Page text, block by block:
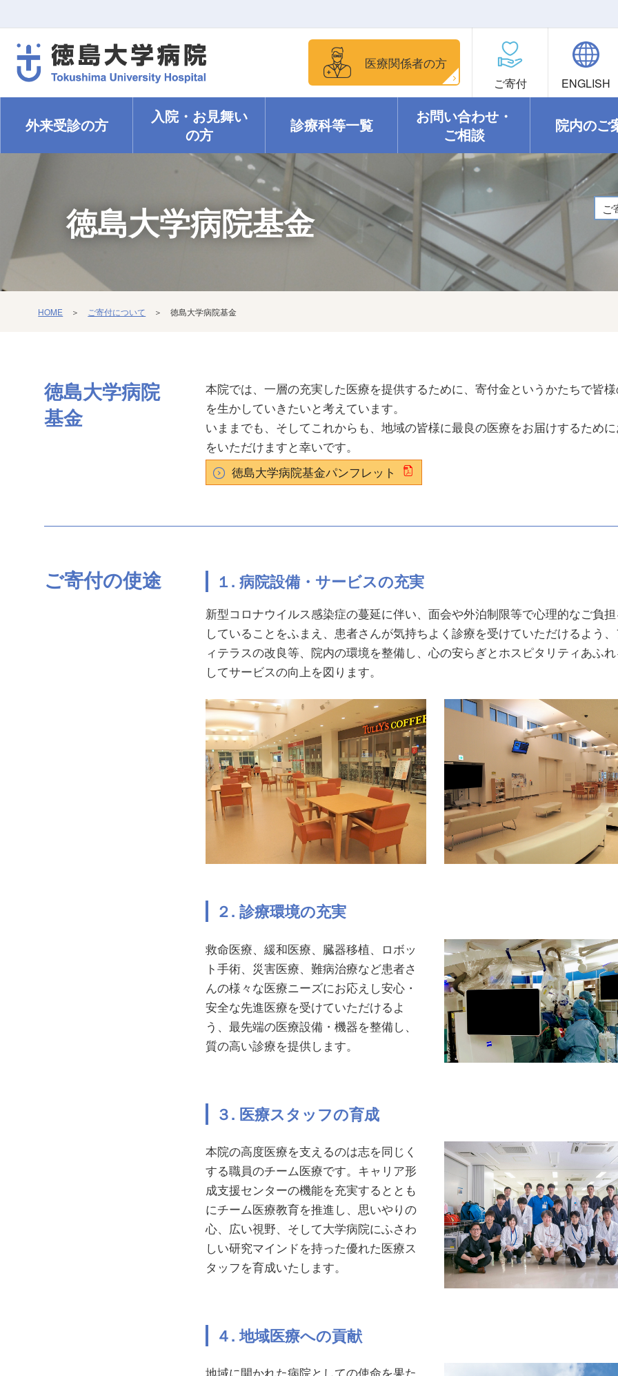
医療関係者の方
ご寄付 ENGLISH
外来受診の方 入院・ お見舞い
の方
診療科等一覧
お問い合わせ・
ご相談
院内のご
徳島大学病院基金 ご
HOME ＞ ご寄付について ＞ 徳島大学病院基金
徳島大学病院
基金
本院では、一層の充実した医療を提供するために、寄付金というかたちで皆
を生かしていきたいと考えています。
いままでも、そしてこれからも、地域の皆様に最良の医療をお届けするため
をいただけますと幸いです。
徳島大学病院基金パンフレット
ご寄付の使途 １. 病院設備・サービスの充実
新型コロナウイルス感染症の蔓延に伴い、面会や外泊制限等で心理的なご負
していることをふまえ、患者さんが気持ちよく診療を受けていただけるよう
ィテラスの改良等、院内の環境を整備し、心の安らぎとホスピタリティあふ
してサービスの向上を図ります。
２. 診療環境の充実
救命医療、緩和医療、臓器移植、ロボッ
ト手術、災害医療、難病治療など患者さ
んの様々な医療ニーズにお応えし安心・
安全な先進医療を受けていただけるよ
う、最先端の医療設備・機器を整備し、
質の高い診療を提供します。
３. 医療スタッフの育成
本院の高度医療を支えるのは志を同じく
する職員のチーム医療です。キャリア形
成支援センターの機能を充実するととも
にチーム医療教育を推進し、思いやりの
心、広い視野、そして大学病院にふさわ
しい研究マインドを持った優れた医療ス
タッフを育成いたします。
４. 地域医療への貢献
地域に開かれた病院としての使命を果た